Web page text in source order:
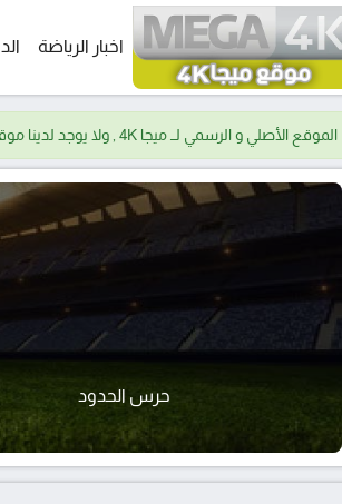
اخبار الرياضة
الموقع الأصلي و الرسمي لــ ميجا 4K , ولا يوجد لدينا موقع اخر.
حرس الحدود